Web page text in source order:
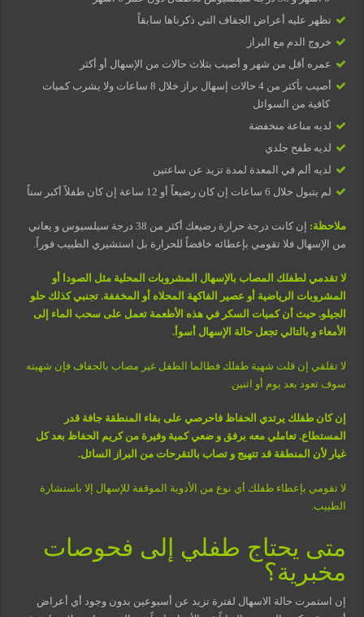
تظهر عليه أعراض الجفاف التي ذكرناها سابقاً
خروج الدم مع البراز
عمره أقل من شهر و أصيب بثلاث حالات من الإسهال أو أكثر
أصيب بأكثر من 4 حالات إسهال براز خلال 8 ساعات ولا يشرب كميات
كافية من السوائل
لديه مناعة منخفضة
لديه طفح جلدي
لديه ألم في المعدة لمدة تزيد عن ساعتين
لم يتبول خلال 6 ساعات إن كان رضيعاً أو 12 ساعة إن كان طفلاً أكبر سناً
ملاحظة:
إن كانت درجة حرارة رضيعك أكثر من 38 درجة سيلسيوس و يعاني
من الإسهال فلا تقومي بإعطائه خافضاً للحرارة بل استشيري الطبيب فوراً.
لا تقدمي لطفلك المصاب بالإسهال المشروبات المحلية مثل الصودا أو
المشروبات الرياضية أو عصير الفاكهة المحلاه أو المخففة. تجنبي كذلك حلو
الجيلو. حيث أن كميات السكر في هذه الأطعمة تعمل على سحب الماء إلى
الأمعاء و بالتالي تجعل حالة الإسهال أسوأ.
لا تقلقي إن قلت شهية طفلك فطالما الطفل غير مصاب بالجفاف فإن شهيته
سوف تعود بعد يوم أو اثنين.
إن كان طفلك يرتدي الحفاظ فاحرصي على بقاء المنطقة جافة قدر
المستطاع. تعاملي معه برفق و ضعي كمية وفيرة من كريم الحفاظ بعد كل
غيار لأن المنطقة قد تتهيج و تصاب بالتقرحات من البراز السائل.
لا تقومي بإعطاء طفلك أي نوع من الأدوية الموقفة للإسهال إلا باستشارة
الطبيب.
متى يحتاج طفلي إلى فحوصات
مخبرية؟
إن استمرت حالة الاسهال لفترة تزيد عن أسبوعين بدون وجود أي أعراض